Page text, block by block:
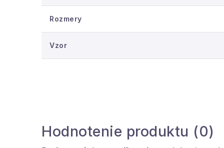
Rozmery
Vzor
Hodnotenie produktu (0)